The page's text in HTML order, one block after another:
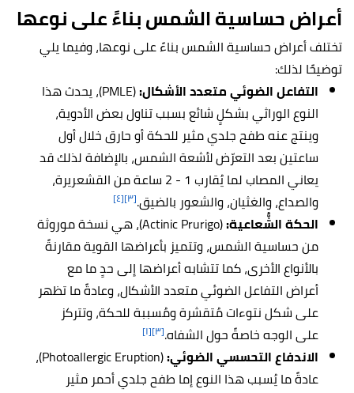
أعراض حساسية الشمس بناءً على نوعها
تختلف أعراض حساسية الشمس بناءً على نوعها، وفيما يلي
توضيحًا لذلك:
التفاعل الضوئي متعدد الأشكال:
(PMLE)، يحدث هذا
النوع الوراثي بشكلٍ شائع بسبب تناول بعض الأدوية،
وينتج عنه طفح جلدي مثير للحكة أو حارق خلال أول
ساعتين بعد التعرّض لأشعة الشمس، بالإضافة لذلك قد
يعاني المصاب لما يُقارب 1 - 2 ساعة من القشعريرة،
والصداع، والغثيان، والشعور بالضيق.[٣] [٤]
الحكة الشُّعاعية:
(Actinic Prurigo)، هي نسخة موروثة
من حساسية الشمس، وتتميز بأعراضها القوية مقارنةً
بالأنواع الأخرى، كما تتشابه أعراضها إلى حدٍ ما مع
أعراض التفاعل الضوئي متعدد الأشكال، وعادةً ما تظهر
على شكل نتوءات مُتقشرة ومُسببة للحكة، وتتركز
على الوجه خاصةً حول الشفاه.[٣] [١]
الاندفاع التحسسي الضوئي:
(Photoallergic Eruption)،
عادةً ما يُسبب هذا النوع إما طفح جلدي أحمر مثير